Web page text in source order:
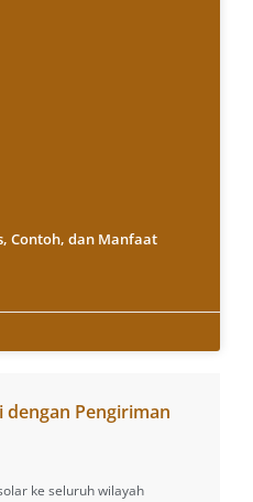
Contoh, dan Manfaat
dengan Pengiriman
ke seluruh wilayah